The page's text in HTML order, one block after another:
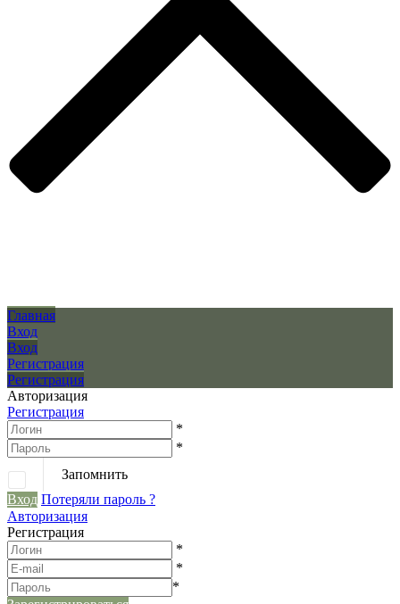
Главная
Вход
Вход
Регистрация
Регистрация
Авторизация
Регистрация
*
*
Запомнить
Вход Потеряли пароль ?
Авторизация
Регистрация
*
*
*